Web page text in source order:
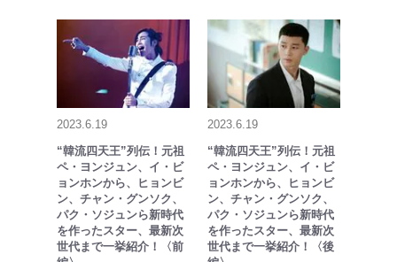
2023.6.19
“韓流四天王”列伝！元祖
ペ・ヨンジュン、イ・ビ
ョンホンから、ヒョンビ
ン、チャン・グンソク、
パク・ソジュンら新時代
を作ったスター、最新次
世代まで一挙紹介！〈前
2023.6.19
“韓流四天王”列伝！元祖
ペ・ヨンジュン、イ・ビ
ョンホンから、ヒョンビ
ン、チャン・グンソク、
パク・ソジュンら新時代
を作ったスター、最新次
世代まで一挙紹介！〈後